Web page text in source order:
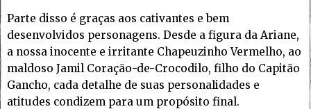
Parte disso é graças aos cativantes e bem
desenvolvidos personagens. Desde a figura da Ariane,
a nossa inocente e irritante Chapeuzinho Vermelho, ao
maldoso Jamil Coração-de-Crocodilo, filho do Capitão
Gancho, cada detalhe de suas personalidades e
atitudes condizem para um propósito final.